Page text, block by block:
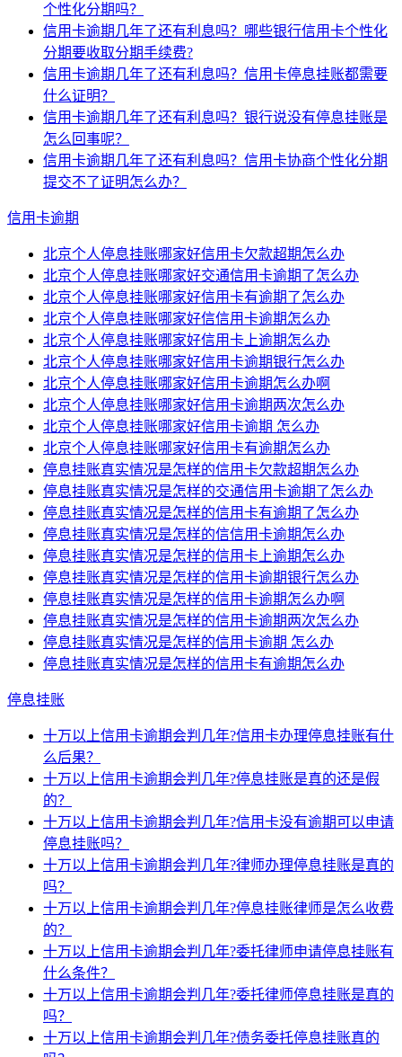
个性化分期吗？
信用卡逾期几年了还有利息吗？哪些银行信用卡个性化
分期要收取分期手续费?
信用卡逾期几年了还有利息吗？信用卡停息挂账都需要
什么证明？
信用卡逾期几年了还有利息吗？银行说没有停息挂账是
怎么回事呢？
信用卡逾期几年了还有利息吗？信用卡协商个性化分期
提交不了证明怎么办？
信用卡逾期
北京个人停息挂账哪家好信用卡欠款超期怎么办
北京个人停息挂账哪家好交通信用卡逾期了怎么办
北京个人停息挂账哪家好信用卡有逾期了怎么办
北京个人停息挂账哪家好信信用卡逾期怎么办
北京个人停息挂账哪家好信用卡上逾期怎么办
北京个人停息挂账哪家好信用卡逾期银行怎么办
北京个人停息挂账哪家好信用卡逾期怎么办啊
北京个人停息挂账哪家好信用卡逾期两次怎么办
北京个人停息挂账哪家好信用卡逾期 怎么办
北京个人停息挂账哪家好信用卡有逾期怎么办
停息挂账真实情况是怎样的信用卡欠款超期怎么办
停息挂账真实情况是怎样的交通信用卡逾期了怎么办
停息挂账真实情况是怎样的信用卡有逾期了怎么办
停息挂账真实情况是怎样的信信用卡逾期怎么办
停息挂账真实情况是怎样的信用卡上逾期怎么办
停息挂账真实情况是怎样的信用卡逾期银行怎么办
停息挂账真实情况是怎样的信用卡逾期怎么办啊
停息挂账真实情况是怎样的信用卡逾期两次怎么办
停息挂账真实情况是怎样的信用卡逾期 怎么办
停息挂账真实情况是怎样的信用卡有逾期怎么办
停息挂账
十万以上信用卡逾期会判几年?信用卡办理停息挂账有什
么后果？
十万以上信用卡逾期会判几年?停息挂账是真的还是假
的？
十万以上信用卡逾期会判几年?信用卡没有逾期可以申请
停息挂账吗？
十万以上信用卡逾期会判几年?律师办理停息挂账是真的
吗？
十万以上信用卡逾期会判几年?停息挂账律师是怎么收费
的？
十万以上信用卡逾期会判几年?委托律师申请停息挂账有
什么条件？
十万以上信用卡逾期会判几年?委托律师停息挂账是真的
吗？
十万以上信用卡逾期会判几年?债务委托停息挂账真的